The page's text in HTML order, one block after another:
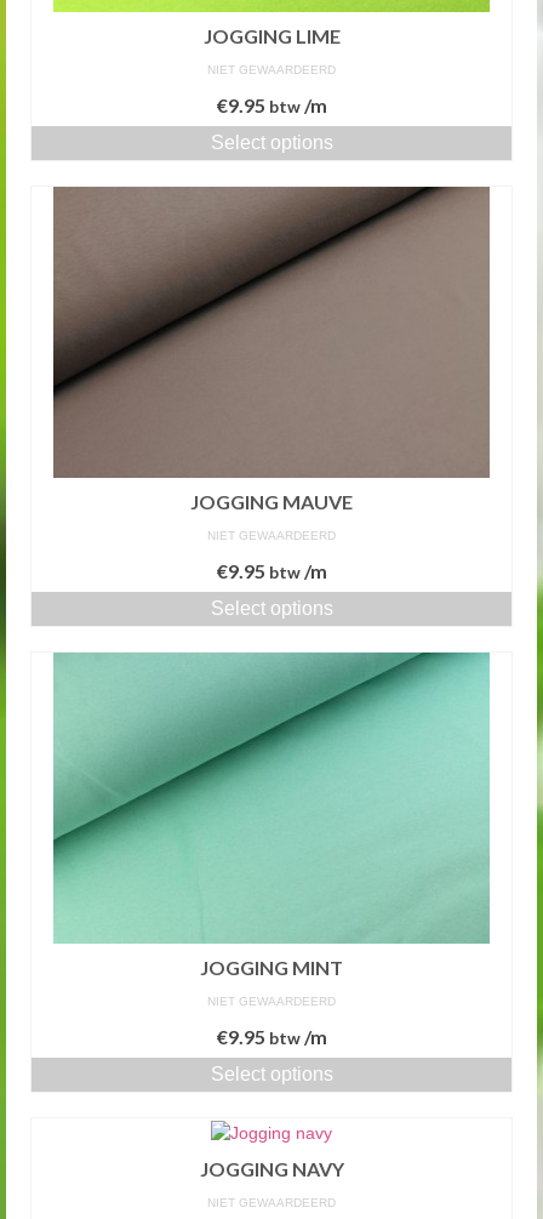
JOGGING LIME
NIET GEWAARDEERD
€9.95 btw/m
Select options
JOGGING MAUVE
NIET GEWAARDEERD
€9.95 btw/m
Select options
JOGGING MINT
NIET GEWAARDEERD
€9.95 btw/m
Select options
JOGGING NAVY
NIET GEWAARDEERD